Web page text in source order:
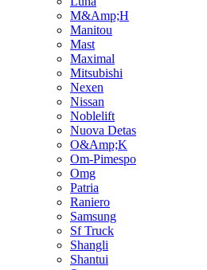
M&Amp;H
Manitou
Mast
Maximal
Mitsubishi
Nexen
Nissan
Noblelift
Nuova Detas
O&Amp;K
Om-Pimespo
Omg
Patria
Raniero
Samsung
Sf Truck
Shangli
Shantui